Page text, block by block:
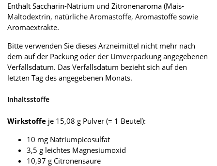
Enthält Saccharin-Natrium und Zitronenaroma (Mais-
Maltodextrin, natürliche Aromastoffe, Aromastoffe sowie
Aromaextrakte.
Bitte verwenden Sie dieses Arzneimittel nicht mehr nach
dem auf der Packung oder der Umverpackung angegebenen
Verfallsdatum. Das Verfallsdatum bezieht sich auf den
letzten Tag des angegebenen Monats.
Inhaltsstoffe
Wirkstoffe je 15,08 g Pulver (= 1 Beutel):
10 mg Natriumpicosulfat
3,5 g leichtes Magnesiumoxid
10,97 g Citronensäure